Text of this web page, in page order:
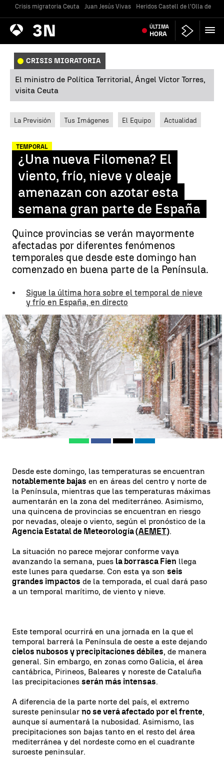
Crisis migratoria Ceuta Juan Jesús Vivas Heridos Castell de l'Olla de
Antena
3 Noticias ÚLTIMA
HORA
CRISIS MIGRATORIA
El ministro de Política Territorial, Ángel Víctor Torres,
visita Ceuta
La Previsión Tus Imágenes El Equipo Actualidad
TEMPORAL
¿Una nueva Filomena? El
viento, frío, nieve y oleaje
amenazan con azotar esta
semana gran parte de España
Quince provincias se verán mayormente
afectadas por diferentes fenómenos
temporales que desde este domingo han
comenzado en buena parte de la Península.
Sigue la última hora sobre el temporal de nieve
y frío en España, en directo
Así será el nuevo temporal en España |Unsplash
Zaira González
Actualizado: 15 de enero de 2023, 17:12
Publicado:15 de enero de 2023, 14:45
WhatsappFacebook
X Linkedin
Desde este domingo, las temperaturas se encuentran
notablemente bajas en en áreas del centro y norte de
la Península, mientras que las temperaturas máximas
aumentarán en la zona del mediterráneo. Asimismo,
una quincena de provincias se encuentran en riesgo
por nevadas, oleaje o viento, según el pronóstico de la
Agencia Estatal de Meteorología (AEMET).
La situación no parece mejorar conforme vaya
avanzando la semana, pues la borrasca Fien llega
este lunes para quedarse. Con esta ya son seis
grandes impactos de la temporada, el cual dará paso
a un temporal marítimo, de viento y nieve.
Este temporal ocurrirá en una jornada en la que el
temporal barrerá la Península de oeste a este dejando
cielos nubosos y precipitaciones débiles, de manera
general. Sin embargo, en zonas como Galicia, el área
cantábrica, Pirineos, Baleares y noreste de Cataluña
las precipitaciones serán más intensas.
A diferencia de la parte norte del país, el extremo
sureste peninsular no se verá afectado por el frente,
aunque sí aumentará la nubosidad. Asimismo, las
precipitaciones son bajas tanto en el resto del área
mediterránea y del nordeste como en el cuadrante
suroeste peninsular.